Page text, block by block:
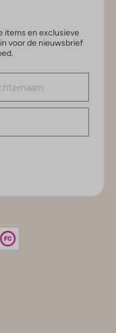
items en exclusieve
voor de nieuwsbrief